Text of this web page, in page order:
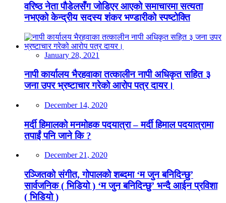
वरिष्ठ नेता पौडेलसँग जोडिएर आएको समाचारमा सत्यता
नभएको केन्द्रीय सदस्य शंकर भण्डारीको स्पष्टोक्ति
January 28, 2021
नापी कार्यालय भैरहवाका तत्कालीन नापी अधिकृत सहित ३
जना उपर भ्रष्टाचार गरेको आरोप पत्र दायर।
December 14, 2020
मर्दी हिमालको मनमोहक पदयात्रा – मर्दी हिमाल पदयात्रामा
तपाईं पनि जाने कि ?
December 21, 2020
रञ्जितको संगीत, गोपालको शब्दमा ‘म जुन बनिदिन्छु’
सार्वजनिक ( भिडियो ) ‘म जुन बनिदिन्छु’ भन्दै आईन प्रविशा
( भिडियो )